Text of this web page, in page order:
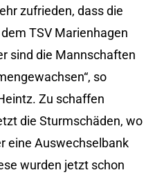
zufrieden, dass die
TSV Marienhagen
sind die Mannschaften
so
Zu schaffen
die Sturmschäden, wo
eine Auswechselbank
wurden jetzt schon